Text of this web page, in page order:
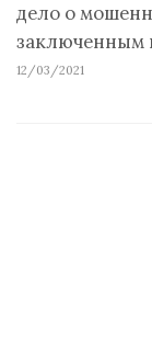
дело о
заключенным
12/03/2021